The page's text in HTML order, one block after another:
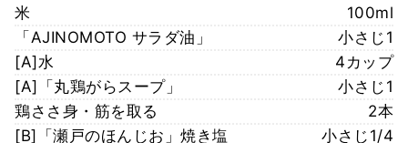
米
100ml
「AJINOMOTO サラダ油」
小さじ1
[A]水
4カップ
[A]「丸鶏がらスープ」
小さじ1
鶏ささ身・筋を取る
2本
[B]「瀬戸のほんじお」焼き塩
小さじ1/4